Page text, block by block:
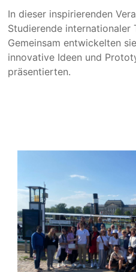
In dieser inspirierenden
Studierende internationaler
Gemeinsam entwickelten
innovative Ideen und
präsentierten.